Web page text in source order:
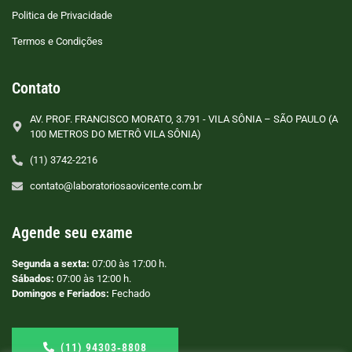
Politica de Privacidade
Termos e Condições
Contato
AV. PROF. FRANCISCO MORATO, 3.791 - VILA SÔNIA – SÃO PAULO (A
100 METROS DO METRÔ VILA SÔNIA)
(11) 3742-2216
contato@laboratoriosaovicente.com.br
Agende seu exame
Segunda a sexta: 07:00 às 17:00 h.
Sábados: 07:00 às 12:00 h.
Domingos e Feriados: Fechado
(11) 94303‑8808